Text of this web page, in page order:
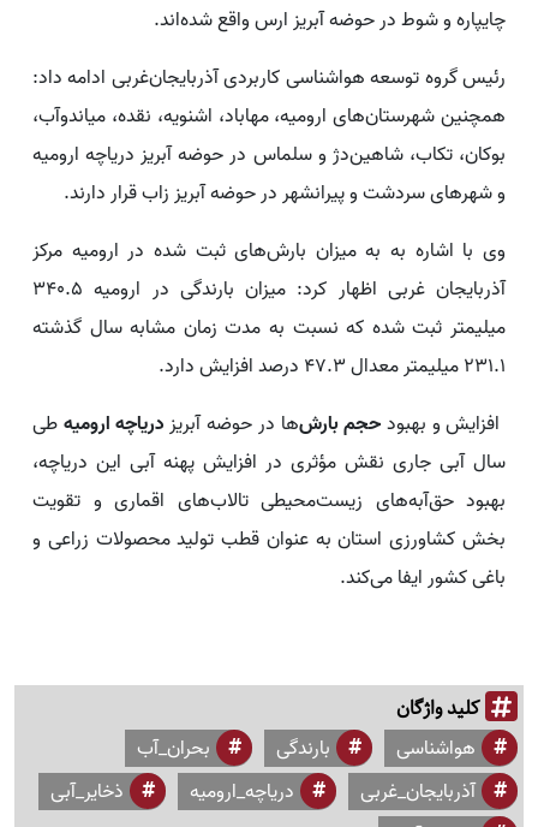
چایپاره و شوط در حوضه آبریز ارس واقع شده‌اند.
رئیس گروه توسعه هواشناسی کاربردی آذربایجان‌غربی ادامه داد:
همچنین شهرستان‌های ارومیه، مهاباد، اشنویه، نقده، میاندوآب،
بوکان، تکاب، شاهین‌دژ و سلماس در حوضه آبریز دریاچه ارومیه
و شهرهای سردشت و پیرانشهر در حوضه آبریز زاب قرار دارند.
وی با اشاره به به میزان بارش‌های ثبت شده در ارومیه مرکز
آذربایجان غربی اظهار کرد: میزان بارندگی در ارومیه ۳۴۰.۵
میلیمتر ثبت شده که نسبت به مدت زمان مشابه سال گذشته
۲۳۱.۱ میلیمتر معدال ۴۷.۳ درصد افزایش دارد.
افزایش و بهبودحجم بارش‌ها در حوضه آبریزدریاچه ارومیهطی
سال آبی جاری نقش مؤثری در افزایش پهنه آبی این دریاچه،
بهبود حق‌آبه‌های زیست‌محیطی تالاب‌های اقماری و تقویت
بخش کشاورزی استان به عنوان قطب تولید محصولات زراعی و
باغی کشور ایفا می‌کند.
کلید واژگان
هواشناسی بارندگی
بحران_آب
آذربایجان_غربی
دریاچه_ارومیه
ذخایر_آبی